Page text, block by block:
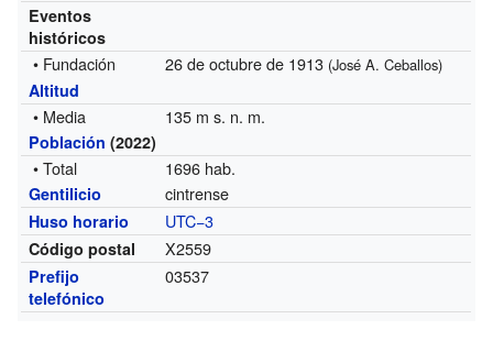
Eventos
históricos
• Fundación 26 de octubre de 1913 (José A. Ceballos)
Altitud
• Media 135 m s. n. m.
Población (2022)
• Total 1696 hab.
Gentilicio cintrense
Huso horario UTC−3
Código postal X2559
Prefijo
telefónico
03537